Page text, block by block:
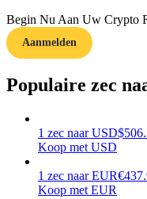
Handelsstrategieën
Leer hoe u
Begin Nu Aan Uw Crypto
Aanmelden
Populaire zec
1 zec naar USD$
Koop met USD
1 zec naar EUR€
Koop met EUR